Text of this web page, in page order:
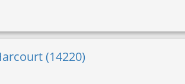
(14220)